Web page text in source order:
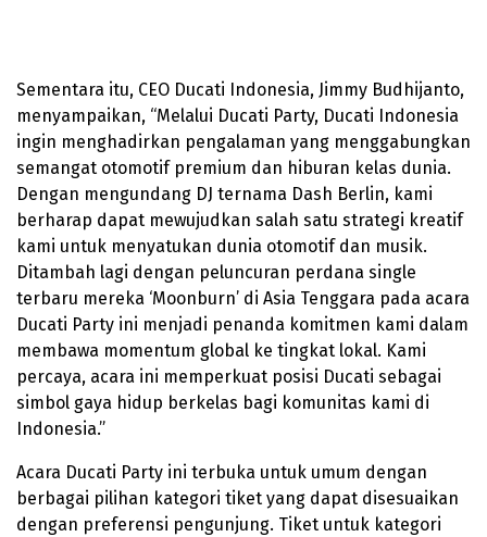
Sementara itu, CEO Ducati Indonesia, Jimmy Budhijanto,
menyampaikan, “Melalui Ducati Party, Ducati Indonesia
ingin menghadirkan pengalaman yang menggabungkan
semangat otomotif premium dan hiburan kelas dunia.
Dengan mengundang DJ ternama Dash Berlin, kami
berharap dapat mewujudkan salah satu strategi kreatif
kami untuk menyatukan dunia otomotif dan musik.
Ditambah lagi dengan peluncuran perdana single
terbaru mereka ‘Moonburn’ di Asia Tenggara pada acara
Ducati Party ini menjadi penanda komitmen kami dalam
membawa momentum global ke tingkat lokal. Kami
percaya, acara ini memperkuat posisi Ducati sebagai
simbol gaya hidup berkelas bagi komunitas kami di
Indonesia.”
Acara Ducati Party ini terbuka untuk umum dengan
berbagai pilihan kategori tiket yang dapat disesuaikan
dengan preferensi pengunjung. Tiket untuk kategori